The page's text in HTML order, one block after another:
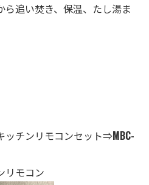
ら追い焚き、保温、たし湯ま
ッチンリモコンセット⇒MBC-
リモコン